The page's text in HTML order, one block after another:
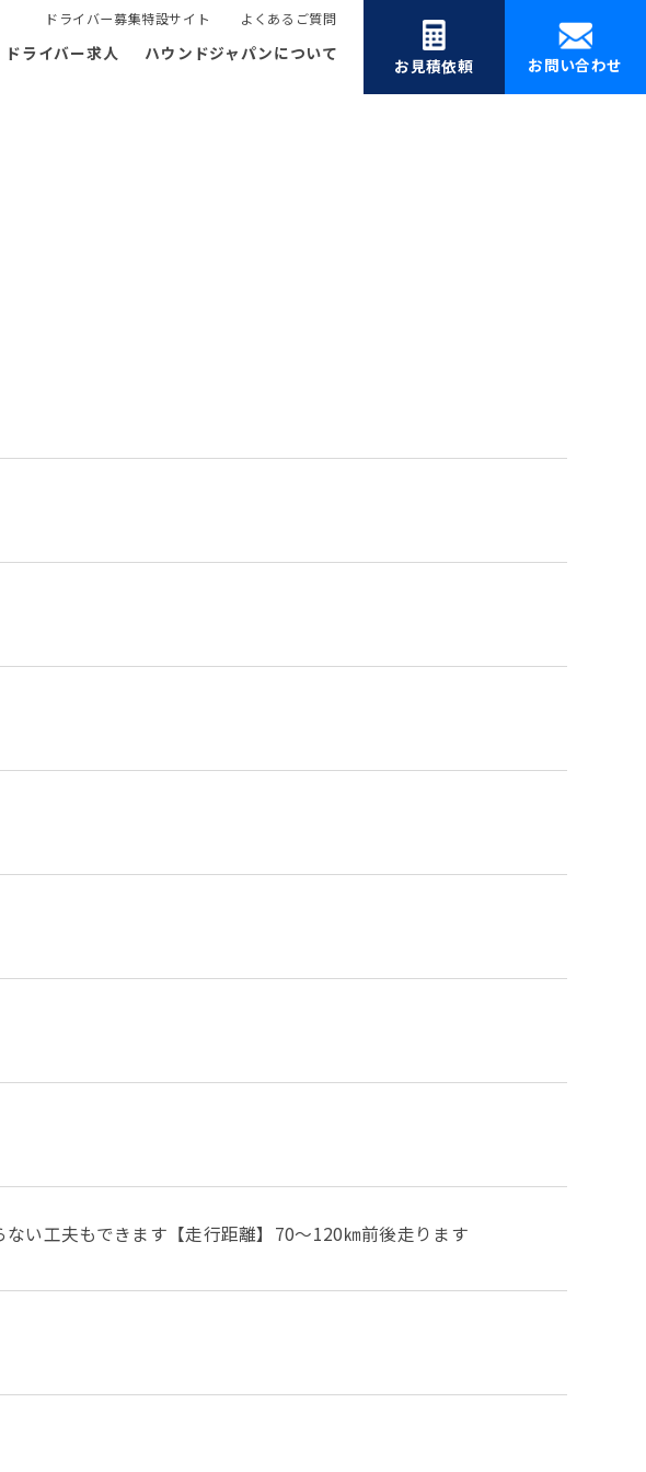
ドライバー募集特設サイト よくあるご質問
ドライバー求人 ハウンドジャパンについて
お見積依頼 お問い合わせ
い工夫もできます【走行距離】70～120㎞前後走ります